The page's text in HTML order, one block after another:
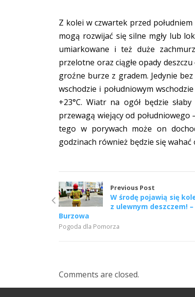
Z kolei w czwartek przed
mogą rozwijać się silne mgły lub
umiarkowane i też duże
przelotne oraz ciągłe opady
groźne burze z gradem. Jedynie
wschodzie i południowym
+23°C. Wiatr na ogół będzie
przewagą wiejący od południowego
tego w porywach może on
godzinach również będzie się
Previous Post
W środę pojawią się
z ulewnym deszczem!
Burzowa
Pogoda dla Pomorza
Comments are closed.